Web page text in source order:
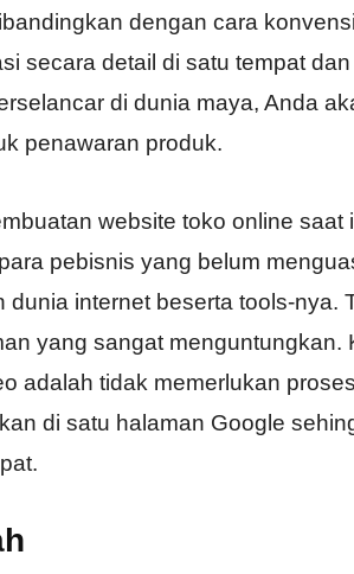
dengan cara
secara detail di satu tempat
di dunia maya, Anda
penawaran produk.
website toko online saat
pebisnis yang belum
dunia internet beserta tools-nya.
yang sangat menguntungkan.
adalah tidak memerlukan
di satu halaman Google